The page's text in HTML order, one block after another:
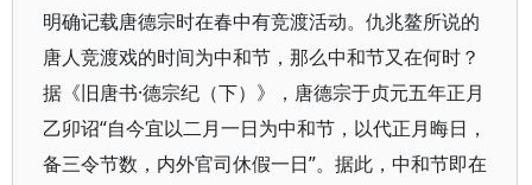
明确记载唐德宗时在春中有竞渡活动。仇兆鳌所说的
唐人竞渡戏的时间为中和节，那么中和节又在何时？
据《旧唐书·德宗纪（下）》，唐德宗于贞元五年正月
乙卯诏“自今宜以二月一日为中和节，以代正月晦日，
备三令节数，内外官司休假一日”。据此，中和节即在